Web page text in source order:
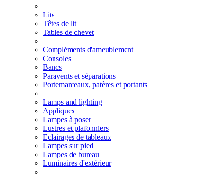
Lits
Têtes de lit
Tables de chevet
Compléments d'ameublement
Consoles
Bancs
Paravents et séparations
Portemanteaux, patères et portants
Lamps and lighting
Appliques
Lampes à poser
Lustres et plafonniers
Eclairages de tableaux
Lampes sur pied
Lampes de bureau
Luminaires d'extérieur